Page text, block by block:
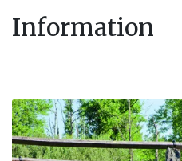
Information